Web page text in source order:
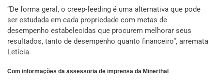
“De forma geral, o creep-feeding é uma alternativa que pode
ser estudada em cada propriedade com metas de
desempenho estabelecidas que procurem melhorar seus
resultados, tanto de desempenho quanto financeiro”, arremata
Letícia.
Com informações da assessoria de imprensa da Minerthal